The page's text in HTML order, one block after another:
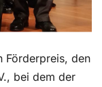
Förderpreis, den
bei dem der